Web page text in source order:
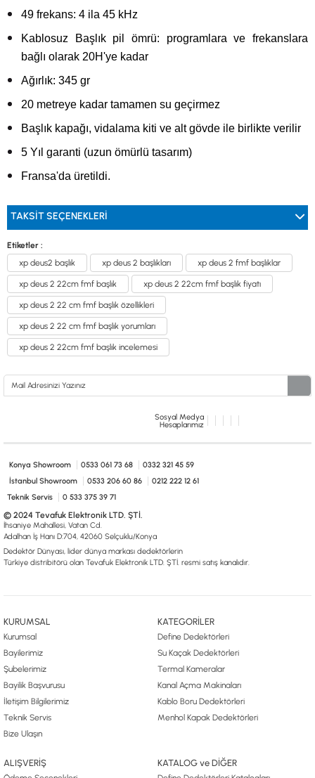
49 frekans: 4 ila 45 kHz
Kablosuz Başlık pil ömrü: programlara ve frekanslara
bağlı olarak 20H'ye kadar
Ağırlık: 345 gr
20 metreye kadar tamamen su geçirmez
Başlık kapağı, vidalama kiti ve alt gövde ile birlikte verilir
5 Yıl garanti (uzun ömürlü tasarım)
Fransa'da üretildi.
TAKSIT SEÇENEKLERI
Etiketler :
xp deus2 başlık
xp deus 2 başlıkları xp deus 2 fmf başlıklar
xp deus 2 22cm fmf başlık xp deus 2 22cm fmf başlık fiyatı
xp deus 2 22 cm fmf başlık özellikleri
xp deus 2 22 cm fmf başlık yorumları
xp deus 2 22cm fmf başlık incelemesi
Sosyal Medya
Hesaplarımız
Konya Showroom 0533 061 73 68
0332 321 45 59
İstanbul Showroom
0533 206 60 86
0212 222 12 61
Teknik Servis
0 533 375 39 71
© 2024 Tevafuk Elektronik LTD. ŞTİ.
İhsaniye Mahallesi, Vatan Cd.
Adalhan İş Hanı D:704, 42060 Selçuklu/Konya
Dedektör Dünyası, lider dünya markası dedektörlerin
Türkiye distribitörü olan Tevafuk Elektronik LTD. ŞTİ. resmi satış kanalıdır.
KURUMSAL
Kurumsal
Bayilerimiz
Şubelerimiz
Bayilik Başvurusu
İletişim Bilgilerimiz
Teknik Servis
Bize Ulaşın
KATEGORİLER
Define Dedektörleri
Su Kaçak Dedektörleri
Termal Kameralar
Kanal Açma Makinaları
Kablo Boru Dedektörleri
Menhol Kapak Dedektörleri
ALIŞVERİŞ KATALOG ve DİĞER